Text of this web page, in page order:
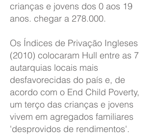
crianças e jovens dos 0 aos 19
anos. chegar a 278.000.
Os Índices de Privação Ingleses
(2010) colocaram Hull entre as 7
autarquias locais mais
desfavorecidas do país e, de
acordo com o End Child Poverty,
um terço das crianças e jovens
vivem em agregados familiares
'desprovidos de rendimentos'.